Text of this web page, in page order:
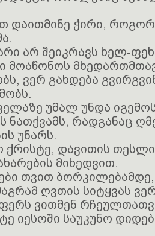
დაითმინე ჭირი,
არ შეიკრავს ხელ-
მოაწონოს
ვერ გახდება
უმალ უნდა
ნათქვამს, რადგანაც
უნარს.
ქრისტე, დავითის
მიხედვით.
თვით
ღვთის სიტყვას
ვითმენ
იესოში საუკუნო